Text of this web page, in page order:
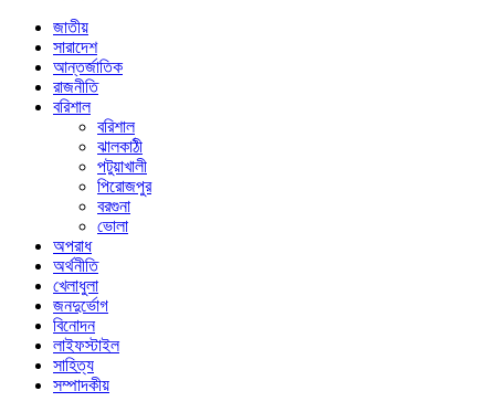
জাতীয়
সারাদেশ
আন্তর্জাতিক
রাজনীতি
বরিশাল
বরিশাল
ঝালকাঠী
পটুয়াখালী
পিরোজপুর
বরগুনা
ভোলা
অপরাধ
অর্থনীতি
খেলাধুলা
জনদুর্ভোগ
বিনোদন
লাইফস্টাইল
সাহিত্য
সম্পাদকীয়